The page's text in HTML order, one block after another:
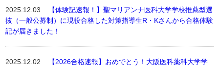
2025.12.03
【体験記速報！】聖マリアンナ医科大学学校推薦型選
抜（一般公募制）に現役合格した対策指導生R・Kさんから合格体験
記が届きました！
2025.12.02
【2026合格速報】おめでとう！大阪医科薬科大学学